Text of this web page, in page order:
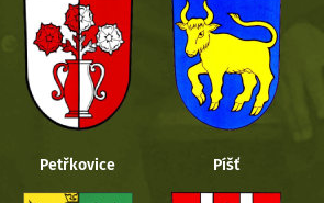
Petřkovice Píšť